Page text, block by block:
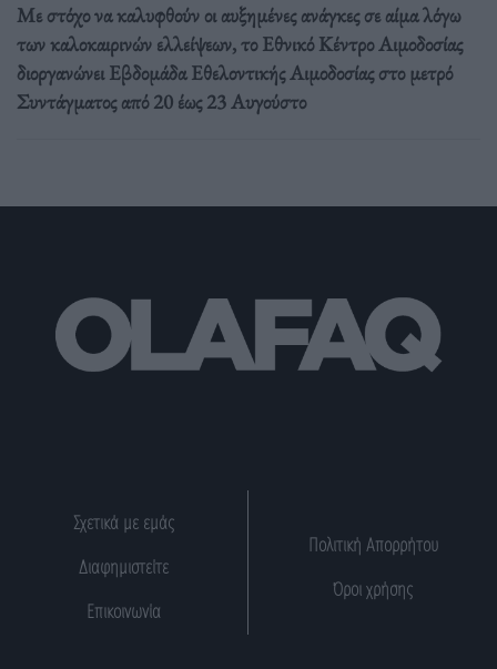
Με στόχο να καλυφθούν οι αυξημένες ανάγκες σε αίμα λόγω
των καλοκαιρινών ελλείψεων, το Εθνικό Κέντρο Αιμοδοσίας
διοργανώνει Εβδομάδα Εθελοντικής Αιμοδοσίας στο μετρό
Συντάγματος από 20 έως 23 Αυγούστο
Σχετικά με εμάς
Διαφημιστείτε
Επικοινωνία
Πολιτική Απορρήτου
Όροι χρήσης